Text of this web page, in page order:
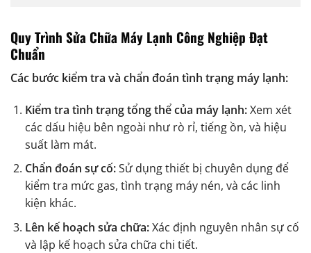
Quy Trình Sửa Chữa Máy Lạnh Công Nghiệp Đạt
Chuẩn
Các bước kiểm tra và chẩn đoán tình trạng máy lạnh:
Kiểm tra tình trạng tổng thể của máy lạnh:Xem xét
các dấu hiệu bên ngoài như rò rỉ, tiếng ồn, và hiệu
suất làm mát.
Chẩn đoán sự cố:Sử dụng thiết bị chuyên dụng để
kiểm tra mức gas, tình trạng máy nén, và các linh
kiện khác.
Lên kế hoạch sửa chữa:Xác định nguyên nhân sự cố
và lập kế hoạch sửa chữa chi tiết.